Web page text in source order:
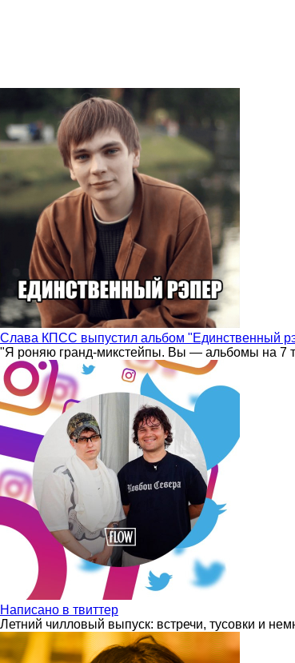
Слава КПСС выпустил альбом "Единственный
"Я роняю гранд-микстейпы. Вы — альбомы на 7
Написано в твиттер
Летний чилловый выпуск: встречи, тусовки и